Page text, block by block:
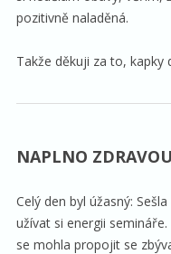
pozitivně naladěná.
Takže děkuji za to, kapky
NAPLNO
Celý den byl úžasný:
užívat si energii
se mohla propojit se